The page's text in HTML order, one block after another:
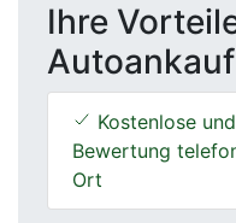
Ihre
Autoankauf
Kostenlose
Bewertung
Ort